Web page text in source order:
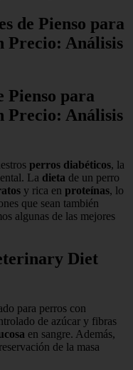
de Pienso para
Precio: Análisis
Pienso para
Precio: Análisis
perros diabéticos, la
La dieta de un perro
y rica en proteínas, lo
que sean también
algunas de las mejores
Diet
para perros con
de azúcar y fibras
en sangre. Además,
de la masa